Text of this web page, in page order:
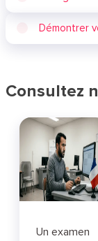
Démontrer
Consultez
Un examen